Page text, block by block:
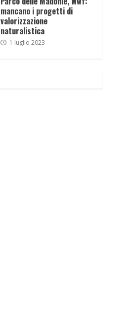
mancano i progetti di
valorizzazione
naturalistica
1 luglio 2023